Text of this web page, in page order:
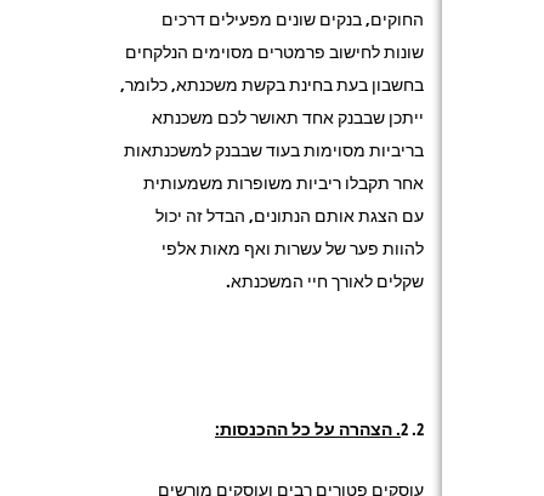
החוקים, בנקים שונים מפעילים דרכים
שונות לחישוב פרמטרים מסוימים הנלקחים
בחשבון בעת בחינת בקשת משכנתא, כלומר,
ייתכן שבבנק אחד תאושר לכם משכנתא
בריביות מסוימות בעוד שבבנק למשכנתאות
אחר תקבלו ריביות משופרות משמעותית
עם הצגת אותם הנתונים, הבדל זה יכול
להוות פער של עשרות ואף מאות אלפי
שקלים לאורך חיי המשכנתא.
2. הצהרה על כל ההכנסות:
עוסקים פטורים רבים ועוסקים מורשים